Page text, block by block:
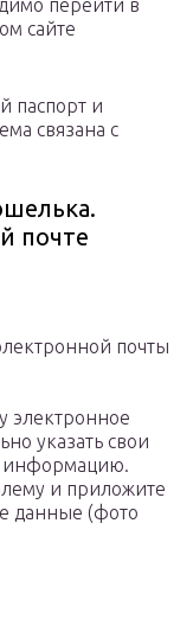
перейти в
сайте
паспорт и
связана с
почте
почты
электронное
указать свои
информацию.
и приложите
данные (фото